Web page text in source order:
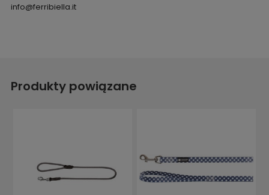
info@ferribiella.it
Produkty powiązane